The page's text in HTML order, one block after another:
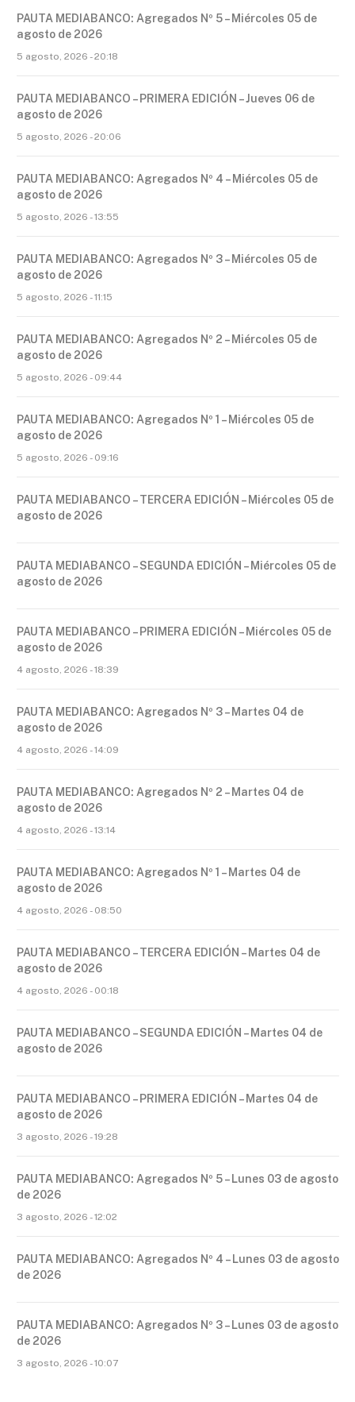
PAUTA MEDIABANCO: Agregados Nº 5 – Miércoles 05 de
agosto de 2026
5 agosto, 2026 - 20:18
PAUTA MEDIABANCO – PRIMERA EDICIÓN – Jueves 06 de
agosto de 2026
5 agosto, 2026 - 20:06
PAUTA MEDIABANCO: Agregados Nº 4 – Miércoles 05 de
agosto de 2026
5 agosto, 2026 - 13:55
PAUTA MEDIABANCO: Agregados Nº 3 – Miércoles 05 de
agosto de 2026
5 agosto, 2026 - 11:15
PAUTA MEDIABANCO: Agregados Nº 2 – Miércoles 05 de
agosto de 2026
5 agosto, 2026 - 09:44
PAUTA MEDIABANCO: Agregados Nº 1 – Miércoles 05 de
agosto de 2026
5 agosto, 2026 - 09:16
PAUTA MEDIABANCO – TERCERA EDICIÓN – Miércoles 05 de
agosto de 2026
PAUTA MEDIABANCO – SEGUNDA EDICIÓN – Miércoles 05 de
agosto de 2026
PAUTA MEDIABANCO – PRIMERA EDICIÓN – Miércoles 05 de
agosto de 2026
4 agosto, 2026 - 18:39
PAUTA MEDIABANCO: Agregados Nº 3 – Martes 04 de
agosto de 2026
4 agosto, 2026 - 14:09
PAUTA MEDIABANCO: Agregados Nº 2 – Martes 04 de
agosto de 2026
4 agosto, 2026 - 13:14
PAUTA MEDIABANCO: Agregados Nº 1 – Martes 04 de
agosto de 2026
4 agosto, 2026 - 08:50
PAUTA MEDIABANCO – TERCERA EDICIÓN – Martes 04 de
agosto de 2026
4 agosto, 2026 - 00:18
PAUTA MEDIABANCO – SEGUNDA EDICIÓN – Martes 04 de
agosto de 2026
PAUTA MEDIABANCO – PRIMERA EDICIÓN – Martes 04 de
agosto de 2026
3 agosto, 2026 - 19:28
PAUTA MEDIABANCO: Agregados Nº 5 – Lunes 03 de agosto
de 2026
3 agosto, 2026 - 12:02
PAUTA MEDIABANCO: Agregados Nº 4 – Lunes 03 de agosto
de 2026
PAUTA MEDIABANCO: Agregados Nº 3 – Lunes 03 de agosto
de 2026
3 agosto, 2026 - 10:07